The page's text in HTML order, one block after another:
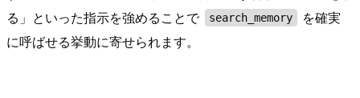
る」といった指示を強めることで
search_memory
を確実
に呼ばせる挙動に寄せられます。